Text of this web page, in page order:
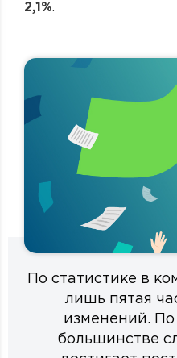
2,1%.
По статистике в
лишь пятая
изменений.
большинстве